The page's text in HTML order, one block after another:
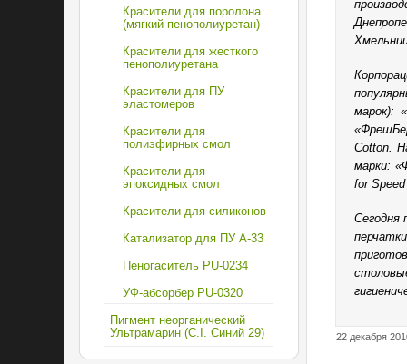
Красители для поролона
(мягкий пенополиуретан)
Красители для жесткого
пенополиуретана
Красители для ПУ
эластомеров
Красители для
полиэфирных смол
Красители для
эпоксидных смол
Красители для силиконов
Катализатор для ПУ A-33
Пеногаситель PU-0234
УФ-абсорбер PU-0320
Пигмент неорганический
Ультрамарин (C.I. Синий 29)
марок):
Cotton.
марки:
for
Сегодня
22 декабря